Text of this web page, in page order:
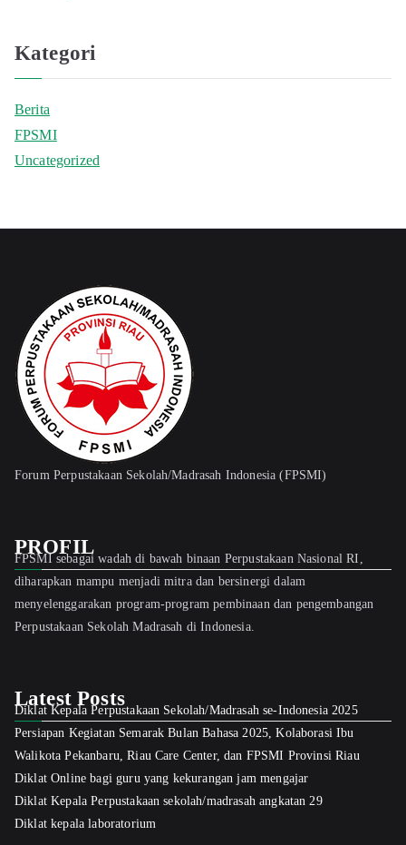
Kategori
Berita
FPSMI
Uncategorized
Forum Perpustakaan Sekolah/Madrasah Indonesia (FPSMI)
PROFIL
FPSMI sebagai wadah di bawah binaan Perpustakaan Nasional RI,
diharapkan mampu menjadi mitra dan bersinergi dalam
menyelenggarakan program-program pembinaan dan pengembangan
Perpustakaan Sekolah Madrasah di Indonesia.
Latest Posts
Diklat Kepala Perpustakaan Sekolah/Madrasah se-Indonesia 2025
Persiapan Kegiatan Semarak Bulan Bahasa 2025, Kolaborasi Ibu
Walikota Pekanbaru, Riau Care Center, dan FPSMI Provinsi Riau
Diklat Online bagi guru yang kekurangan jam mengajar
Diklat Kepala Perpustakaan sekolah/madrasah angkatan 29
Diklat kepala laboratorium